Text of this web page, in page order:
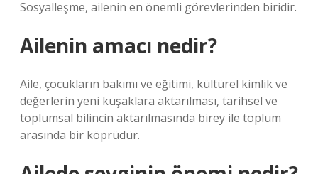
Sosyalleşme, ailenin en önemli görevlerinden biridir.
Ailenin amacı nedir?
Aile, çocukların bakımı ve eğitimi, kültürel kimlik ve
değerlerin yeni kuşaklara aktarılması, tarihsel ve
toplumsal bilincin aktarılmasında birey ile toplum
arasında bir köprüdür.